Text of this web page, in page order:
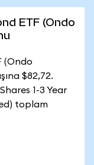
ETF (Ondo
(Ondo
$82,72.
1-3 Year
toplam